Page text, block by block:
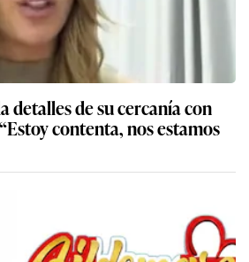
detalles de su cercanía con
contenta, nos estamos